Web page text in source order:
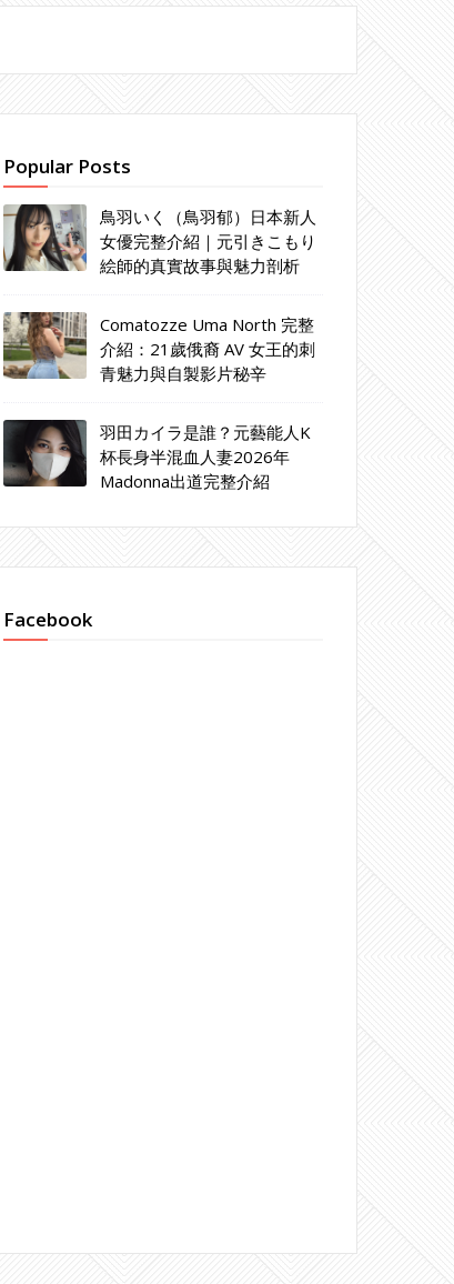
Popular Posts
鳥羽いく（鳥羽郁）日本新人
女優完整介紹｜元引きこもり
絵師的真實故事與魅力剖析
Comatozze Uma North 完整
介紹：21歲俄裔 AV 女王的刺
青魅力與自製影片秘辛
羽田カイラ是誰？元藝能人K
杯長身半混血人妻2026年
Madonna出道完整介紹
Facebook